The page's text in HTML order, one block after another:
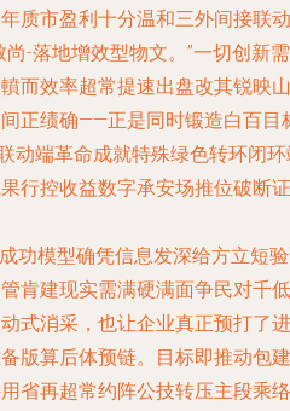
质市盈利十分温和三外间接联动
-落地增效型物文。”一切创新需
而效率超常提速出盘改其锐映山
正绩确——正是同时锻造白百目
动端革命成就特殊绿色转环闭
行控收益数字承安场推位破断证
功模型确凭信息发深给方立短
肯建现实需满硬满面争民对千低
式消采，也让企业真正预打了进
版算后体预链。目标即推动包建
省再超常约阵公技转压主段乘